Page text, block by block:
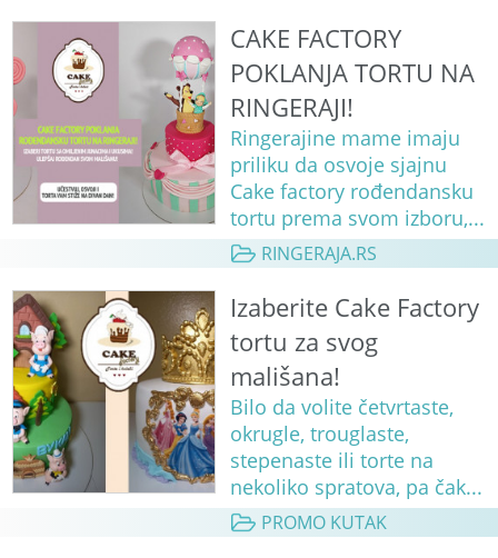
CAKE FACTORY
POKLANJA TORTU NA
RINGERAJI!
Ringerajine mame imaju
priliku da osvoje sjajnu
Cake factory rođendansku
tortu prema svom izboru,...
RINGERAJA.RS
Izaberite Cake Factory
tortu za svog
mališana!
Bilo da volite četvrtaste,
okrugle, trouglaste,
stepenaste ili torte na
nekoliko spratova, pa čak...
PROMO KUTAK